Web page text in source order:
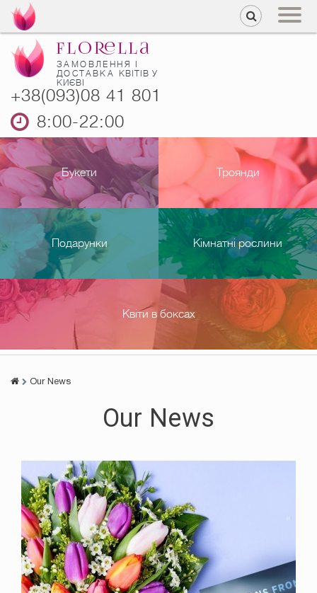
ЗАМОВЛЕННЯ І
ДОСТАВКА КВІТІВ У
КИЄВІ
+38(093)08 41 801
8:00-22:00
Букети Троянди
Подарунки Кімнатні рослини
Квіти в боксах
Our News
Our News